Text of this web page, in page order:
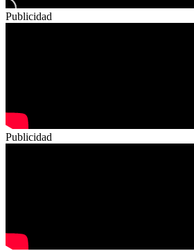
Publicidad
Publicidad